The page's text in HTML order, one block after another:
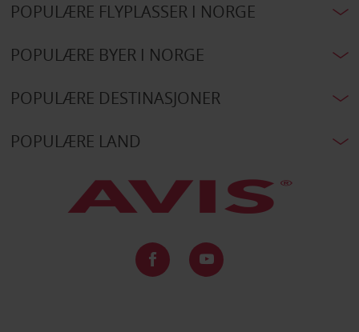
POPULÆRE FLYPLASSER I NORGE
POPULÆRE BYER I NORGE
POPULÆRE DESTINASJONER
POPULÆRE LAND